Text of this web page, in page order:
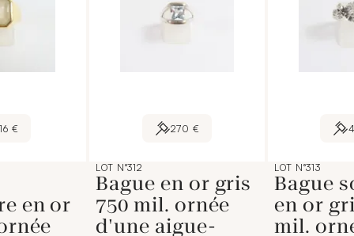
€
en or
270 €
LOT N°312
Bague en or gris
750 mil. ornée
d'une aigue-
LOT N°313
Bague
en or
mil.